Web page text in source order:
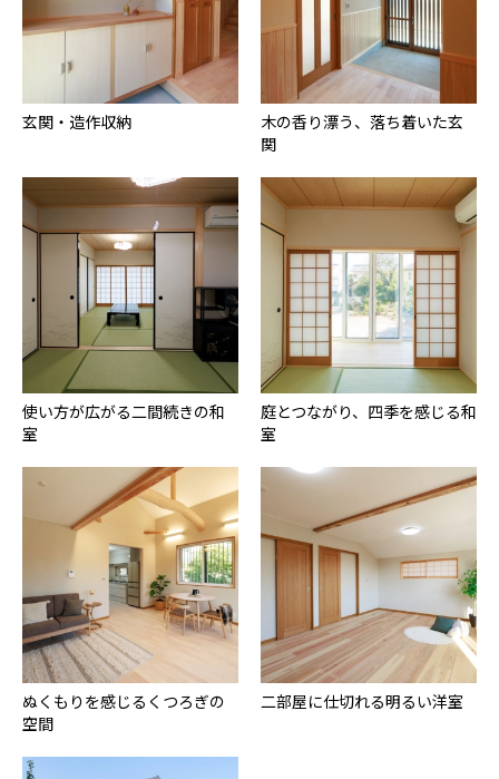
玄関・造作収納
木の香り漂う、落ち着いた玄
関
使い方が広がる二間続きの和
室
庭とつながり、四季を感じる和
室
ぬくもりを感じるくつろぎの
空間
二部屋に仕切れる明るい洋室